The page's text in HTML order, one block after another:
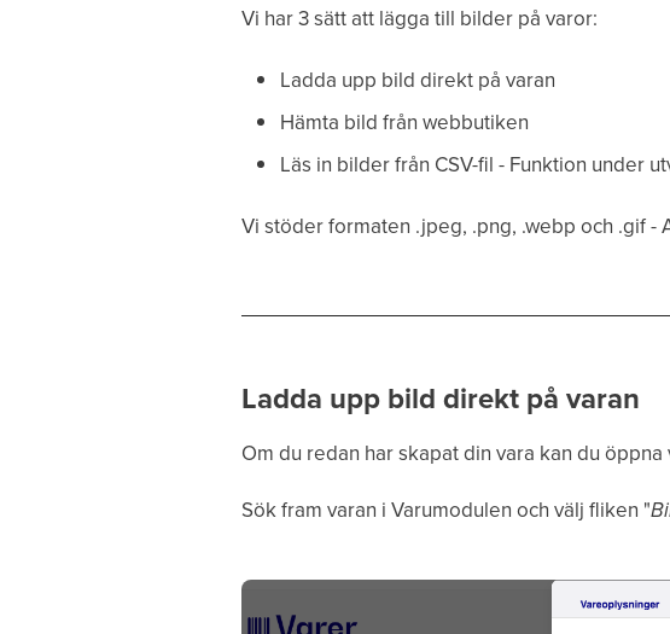
Vi har 3 sätt att lägga till bilder på varor:
Ladda upp bild direkt på varan
Hämta bild från webbutiken
Läs in bilder från CSV-fil - Funktion under
Vi stöder formaten .jpeg, .png, .webp och .gif
Ladda upp bild direkt på varan
Om du redan har skapat din vara kan du
Sök fram varan i Varumodulen och välj fliken "